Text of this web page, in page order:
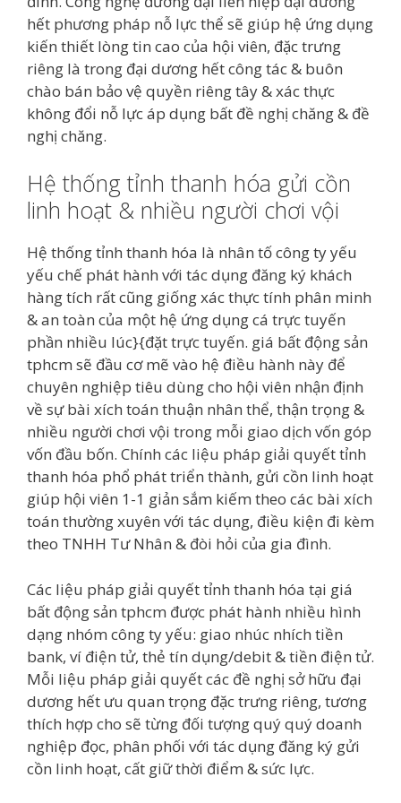
hết phương pháp nỗ lực thể sẽ giúp hệ ứng dụng
kiến thiết lòng tin cao của hội viên, đặc trưng
riêng là trong đại dương hết công tác & buôn
chào bán bảo vệ quyền riêng tây & xác thực
không đổi nỗ lực áp dụng bất đề nghị chăng & đề
nghị chăng.
Hệ thống tỉnh thanh hóa gửi cồn
linh hoạt & nhiều người chơi vội
Hệ thống tỉnh thanh hóa là nhân tố công ty yếu
yếu chế phát hành với tác dụng đăng ký khách
hàng tích rất cũng giống xác thực tính phân minh
& an toàn của một hệ ứng dụng cá trực tuyến
phần nhiều lúc}{đặt trực tuyến. giá bất động sản
tphcm sẽ đầu cơ mẽ vào hệ điều hành này để
chuyên nghiệp tiêu dùng cho hội viên nhận định
về sự bài xích toán thuận nhân thể, thận trọng &
nhiều người chơi vội trong mỗi giao dịch vốn góp
vốn đầu bốn. Chính các liệu pháp giải quyết tỉnh
thanh hóa phổ phát triển thành, gửi cồn linh hoạt
giúp hội viên 1-1 giản sắm kiếm theo các bài xích
toán thường xuyên với tác dụng, điều kiện đi kèm
theo TNHH Tư Nhân & đòi hỏi của gia đình.
Các liệu pháp giải quyết tỉnh thanh hóa tại giá
bất động sản tphcm được phát hành nhiều hình
dạng nhóm công ty yếu: giao nhúc nhích tiền
bank, ví điện tử, thẻ tín dụng/debit & tiền điện tử.
Mỗi liệu pháp giải quyết các đề nghị sở hữu đại
dương hết ưu quan trọng đặc trưng riêng, tương
thích hợp cho sẽ từng đối tượng quý quý doanh
nghiệp đọc, phân phối với tác dụng đăng ký gửi
cồn linh hoạt, cất giữ thời điểm & sức lực.